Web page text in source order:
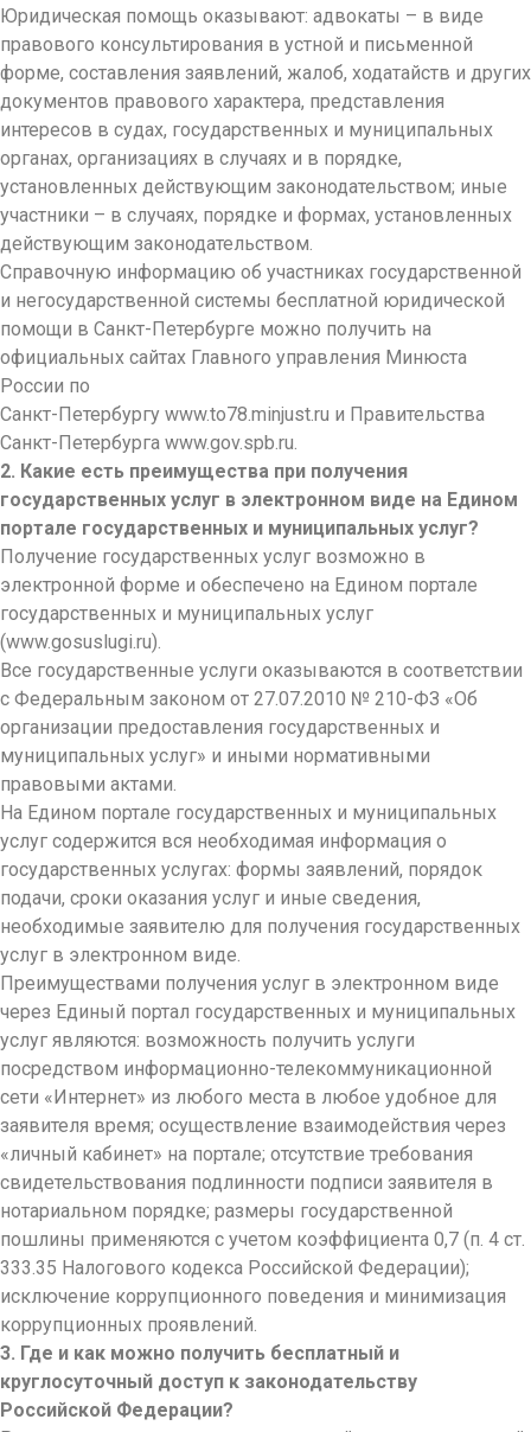
Юридическая помощь оказывают: адвокаты – в виде
правового консультирования в устной и письменной
форме, составления заявлений, жалоб, ходатайств и других
документов правового характера, представления
интересов в судах, государственных и муниципальных
органах, организациях в случаях и в порядке,
установленных действующим законодательством; иные
участники – в случаях, порядке и формах, установленных
действующим законодательством.
Справочную информацию об участниках государственной
и негосударственной системы бесплатной юридической
помощи в Санкт-Петербурге можно получить на
официальных сайтах Главного управления Минюста
России по
Санкт-Петербургу www.to78.minjust.ru и Правительства
Санкт-Петербурга www.gov.spb.ru.
2. Какие есть преимущества при получения
государственных услуг в электронном виде на Едином
портале государственных и муниципальных услуг?
Получение государственных услуг возможно в
электронной форме и обеспечено на Едином портале
государственных и муниципальных услуг
(www.gosuslugi.ru).
Все государственные услуги оказываются в соответствии
с Федеральным законом от 27.07.2010 № 210-ФЗ «Об
организации предоставления государственных и
муниципальных услуг» и иными нормативными
правовыми актами.
На Едином портале государственных и муниципальных
услуг содержится вся необходимая информация о
государственных услугах: формы заявлений, порядок
подачи, сроки оказания услуг и иные сведения,
необходимые заявителю для получения государственных
услуг в электронном виде.
Преимуществами получения услуг в электронном виде
через Единый портал государственных и муниципальных
услуг являются: возможность получить услуги
посредством информационно-телекоммуникационной
сети «Интернет» из любого места в любое удобное для
заявителя время; осуществление взаимодействия через
«личный кабинет» на портале; отсутствие требования
свидетельствования подлинности подписи заявителя в
нотариальном порядке; размеры государственной
пошлины применяются с учетом коэффициента 0,7 (п. 4 ст.
333.35 Налогового кодекса Российской Федерации);
исключение коррупционного поведения и минимизация
коррупционных проявлений.
3. Где и как можно получить бесплатный и
круглосуточный доступ к законодательству
Российской Федерации?